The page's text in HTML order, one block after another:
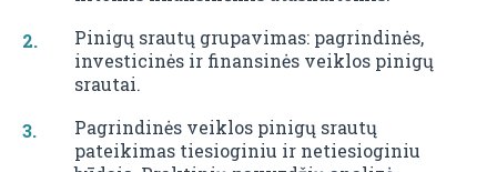
Pinigų srautų grupavimas: pagrindinės,
investicinės ir finansinės veiklos pinigų
srautai.
Pagrindinės veiklos pinigų srautų
pateikimas tiesioginiu ir netiesioginiu